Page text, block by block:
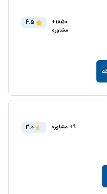
1850+
مشاوره
4.5
9+ مشاوره 3.0